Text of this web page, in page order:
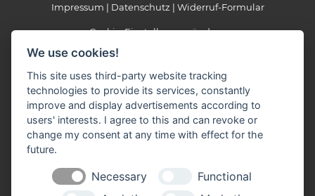
Impressum Datenschutz Widerruf-Formular
Cookie-Einstellungen ändern
Am Bahnhof 4
29549 Bad Bevensen
Telefon: +49 5821 989121
Telefax: +49 5821 989191
E-Mail:
Montag - Freitag: 8:30 - 18:00 Uhr
We use cookies!
This site uses third-party website tracking
technologies to provide its services, constantly
improve and display advertisements according to
users' interests. I agree to this and can revoke or
change my consent at any time with effect for the
future.
Necessary
Functional